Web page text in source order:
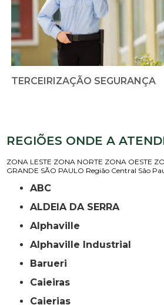
TERCEIRIZAÇÃO SEGURANÇA
REGIÕES ONDE A
ZONA LESTE ZONA NORTE ZONA OESTE
GRANDE SÃO PAULO Região Central São
ABC
ALDEIA DA SERRA
Alphaville
Alphaville Industrial
Barueri
Caieiras
Caierias